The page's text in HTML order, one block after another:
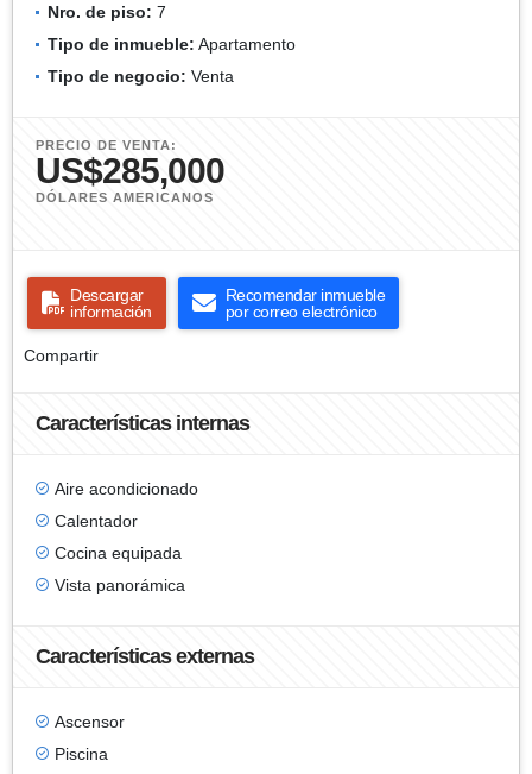
Nro. de piso: 7
Tipo de inmueble: Apartamento
Tipo de negocio: Venta
PRECIO DE VENTA:
US$285,000
DÓLARES AMERICANOS
Descargar
información
Recomendar inmueble
por correo electrónico
Compartir
Características internas
Aire acondicionado
Calentador
Cocina equipada
Vista panorámica
Características externas
Ascensor
Piscina